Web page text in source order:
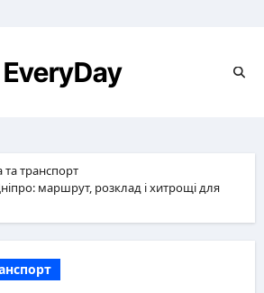
EveryDay
та транспорт
маршрут, розклад і хитрощі для